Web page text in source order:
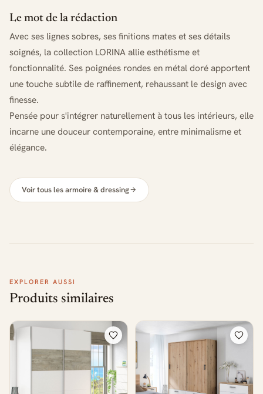
Le mot de la rédaction
Avec ses lignes sobres, ses finitions mates et ses détails
soignés, la collection LORINA allie esthétisme et
fonctionnalité. Ses poignées rondes en métal doré apportent
une touche subtile de raffinement, rehaussant le design avec
finesse.
Pensée pour s'intégrer naturellement à tous les intérieurs, elle
incarne une douceur contemporaine, entre minimalisme et
élégance.
Voir tous les armoire & dressing
EXPLORER AUSSI
Produits similaires